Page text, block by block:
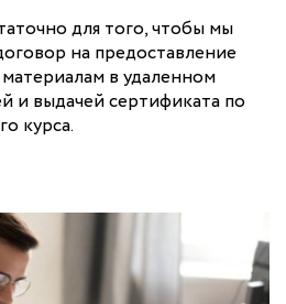
для того, чтобы мы
на предоставление
в удаленном
и выдачей сертификата по
курса.